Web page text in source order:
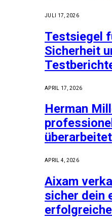
JULI 17, 2026
Testsiegel
Sicherheit
APRIL 17, 2026
Herman
überarbeitet
APRIL 4, 2026
Aixam
sicher dein